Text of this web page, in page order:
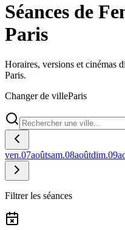
Séances de
Paris
Horaires, versions et cinémas
Paris.
Changer de villeParis
ven.07aoûtsam.08aoûtdim.09
Filtrer les séances